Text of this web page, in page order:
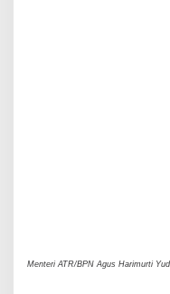
Menteri ATR/BPN Agus Harimurti